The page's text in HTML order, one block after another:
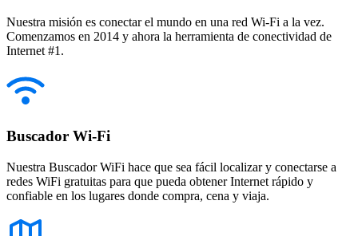
Nuestra misión es conectar el mundo en una red Wi-Fi a la vez.
Comenzamos en 2014 y ahora la herramienta de conectividad de
Internet #1.
Buscador Wi-Fi
Nuestra Buscador WiFi hace que sea fácil localizar y conectarse a
redes WiFi gratuitas para que pueda obtener Internet rápido y
confiable en los lugares donde compra, cena y viaja.